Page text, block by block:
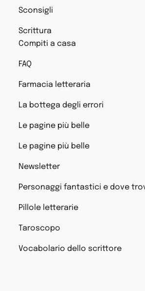
Sconsigli
Scrittura
Compiti a casa
FAQ
Farmacia letteraria
La bottega degli errori
Le pagine più belle
Le pagine più belle
Newsletter
Personaggi fantastici e dove
Pillole letterarie
Taroscopo
Vocabolario dello scrittore